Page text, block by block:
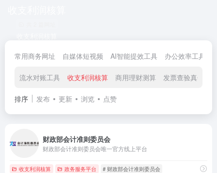
常用商务网址 自媒体短视频 AI智能提效工具 办公效率工具
流水对账工具 收支利润核算 商用理财测算 发票查验真伪
排序 发布 更新 浏览 点赞
财政部会计准则委员会
财政部会计准则委员会唯一官方线上平台
收支利润核算 政务服务平台 # 财政部会计准则委员会